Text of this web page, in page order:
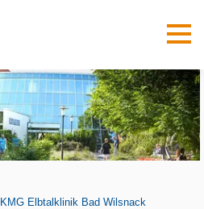
KMG Elbtalklinik Bad Wilsnack